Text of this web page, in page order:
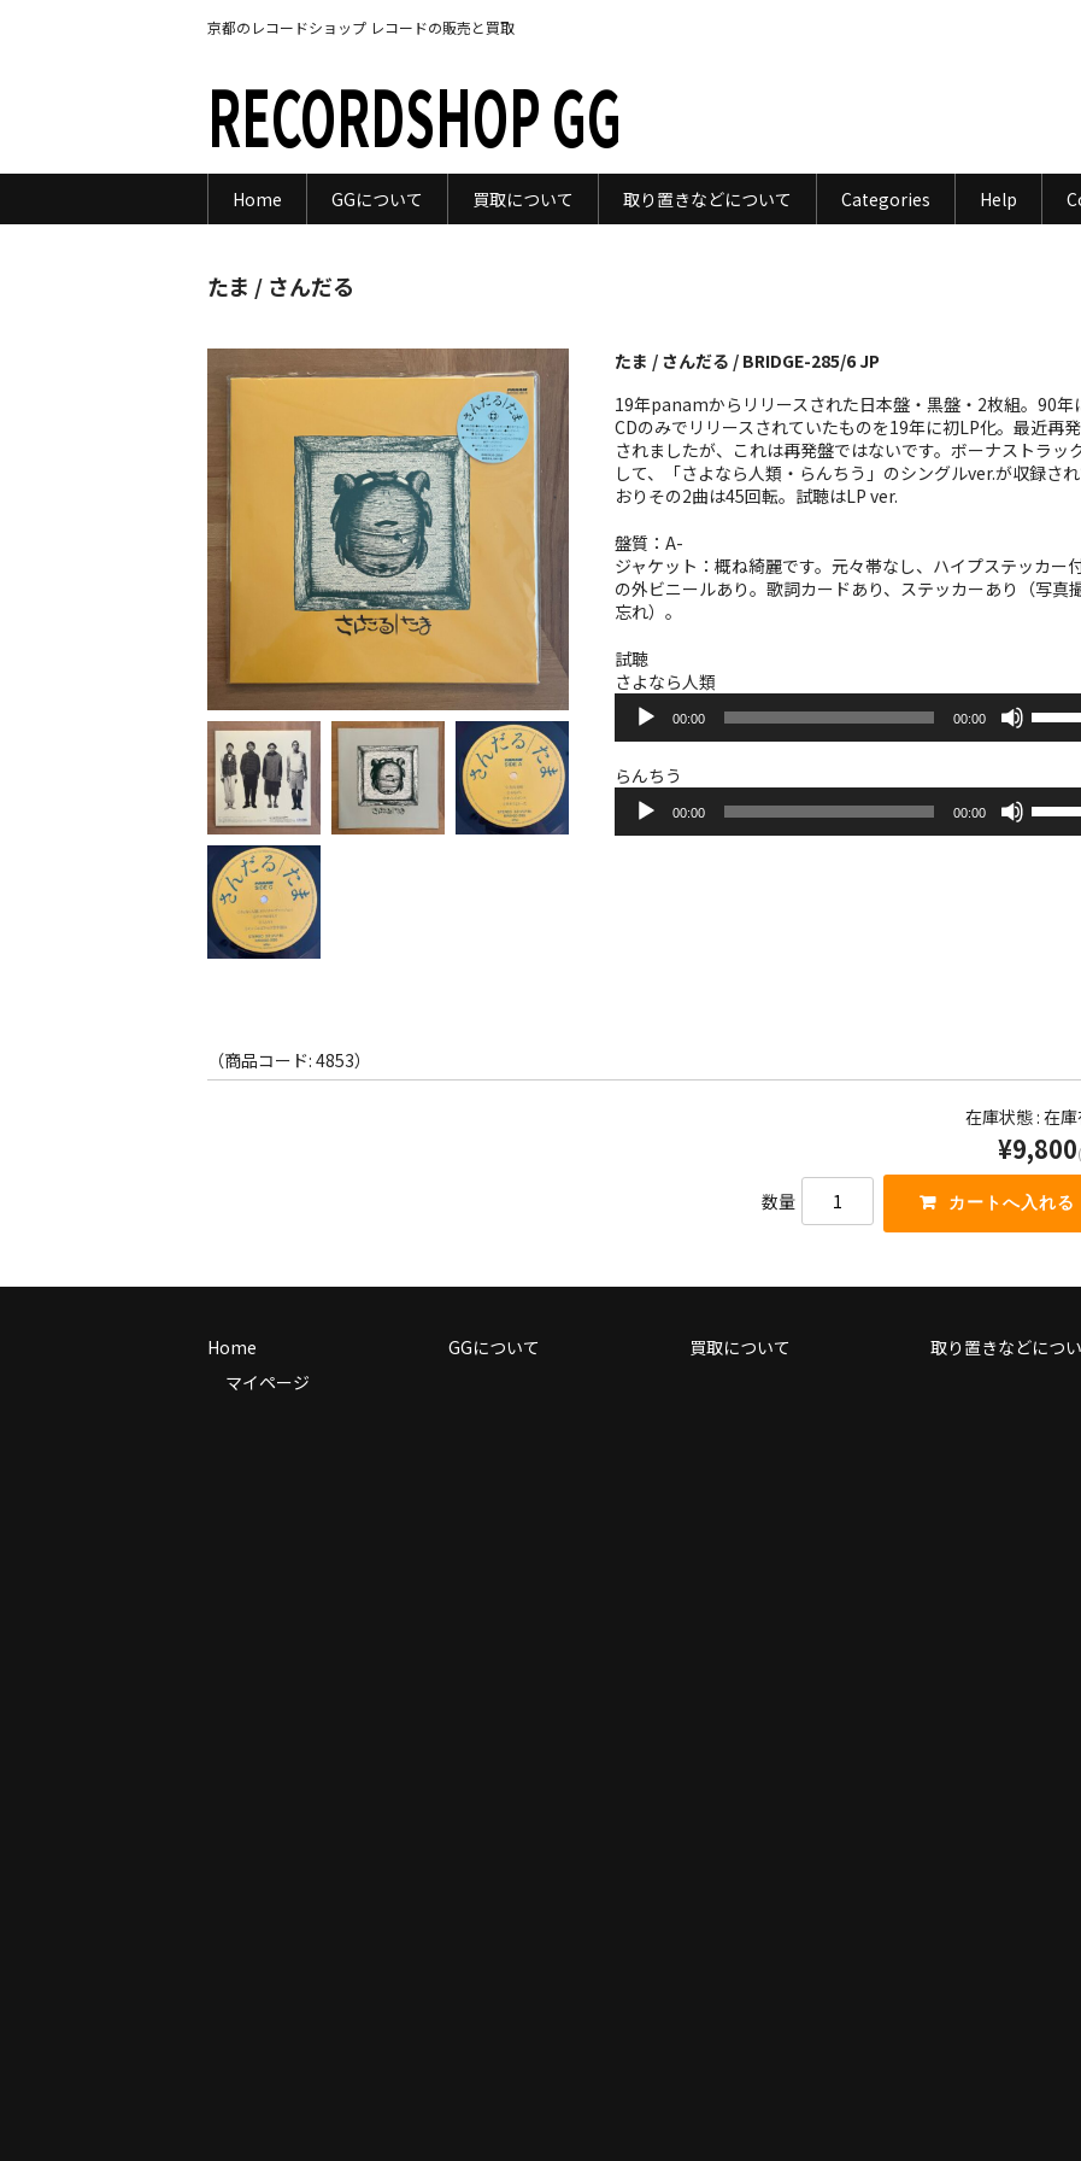
京都のレコードショップ レコードの販売と買取
RECORDSHOP GG
Home GGについて 買取について 取り置きなどについて Categories Help
たま / さんだる
たま / さんだる / BRIDGE-285/6 JP
19年panamからリリースされた日本盤・黒盤・2枚組。90年
CDのみでリリースされていたものを19年に初LP化。最近再
されましたが、これは再発盤ではないです。ボーナストラッ
して、「さよなら人類・らんちう」のシングルver.が収録さ
おりその2曲は45回転。試聴はLP ver.
盤質：A-
ジャケット：概ね綺麗です。元々帯なし、ハイプステッカー
の外ビニールあり。歌詞カードあり、ステッカーあり（写真
忘れ）。
試聴
さよなら人類
プ
レ
ー
ー
00:00 00:00
リ
調
節
て
く
だ
い。
らんちう
プ
00:00 00:00
リ
ー
を
使
て
く
（商品コード: 4853）
在庫状態 : 在庫
¥9,800
数量
Home
マイページ
GGについて 買取について 取り置きなどにつ